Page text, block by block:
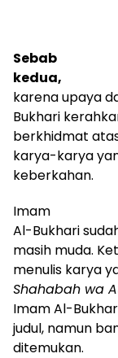
Sebab
kedua,
karena upaya
Bukhari
berkhidmat
karya-karya
keberkahan.
Imam
Al-Bukhari
masih muda. K
menulis karya
Shahabah wa
Imam Al-
judul, namun
ditemukan.